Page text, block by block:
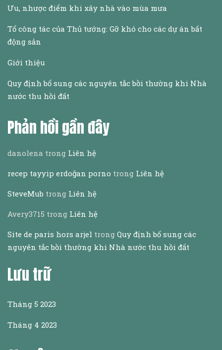
Ưu, nhược điểm khi xây nhà vào mùa mưa
Tổ công tác của Thủ tướng: Gỡ khó cho các dự án bất
động sản
Giới thiệu
Quy định bổ sung các nguyên tắc bồi thường khi Nhà
nước thu hồi đất
Phản hồi gần đây
danolena trong Liên hệ
recep tayyip erdoğan porno trong Liên hệ
SteveMub trong Liên hệ
Avery3715 trong Liên hệ
Site de paris hors arjel trong Quy định bổ sung các
nguyên tắc bồi thường khi Nhà nước thu hồi đất
Lưu trữ
Tháng 5 2023
Tháng 4 2023